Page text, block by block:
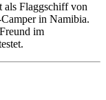
als Flaggschiff von
in Namibia.
im